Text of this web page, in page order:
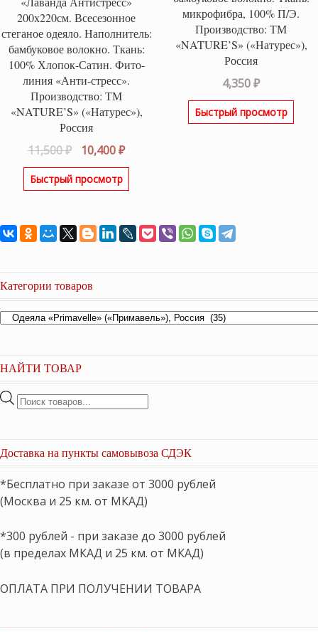
200х220см. Всесезонное
стеганое одеяло. Наполнитель:
бамбуковое волокно. Ткань:
100% Хлопок-Сатин. Фито-
линия «Анти-стресс».
Производство: ТМ
«NATURE’S» («Натурес»),
Россия
11,500₽
Первоначальная
цена
составляла
10,400₽Текущая
цена:
Быстрый просмотр
микрофибра, 100% П/Э.
Производство: ТМ
«NATURE’S» («Натурес»),
Россия
4,350₽
Быстрый просмотр
Категории товаров
НАЙТИ ТОВАР
Поиск
Доставка на пункты самовывоза СДЭК
*Бесплатно при заказе от 3000 рублей
(Москва и 25 км. от МКАД)
*300 рублей - при заказе до 3000 рублей
(в пределах МКАД и 25 км. от МКАД)
ОПЛАТА ПРИ ПОЛУЧЕНИИ ТОВАРА